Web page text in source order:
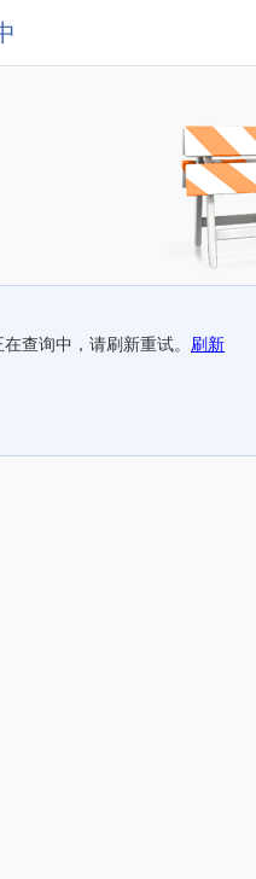
在查询中，请刷新重试。 刷新